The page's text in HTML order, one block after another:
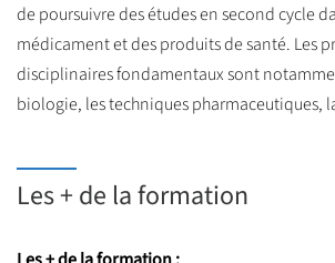
de poursuivre des études en second cycle
médicament et des produits de santé. Les
disciplinaires fondamentaux sont
biologie, les techniques pharmaceutiques,
Les + de la formation